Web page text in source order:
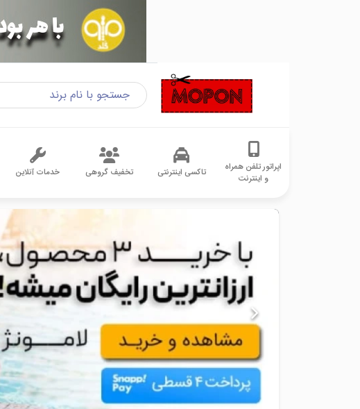
اپراتور تلفن همراه
و اینترنت
تاکسی اینترنتی تخفیف گروهی خدمات آنلاین